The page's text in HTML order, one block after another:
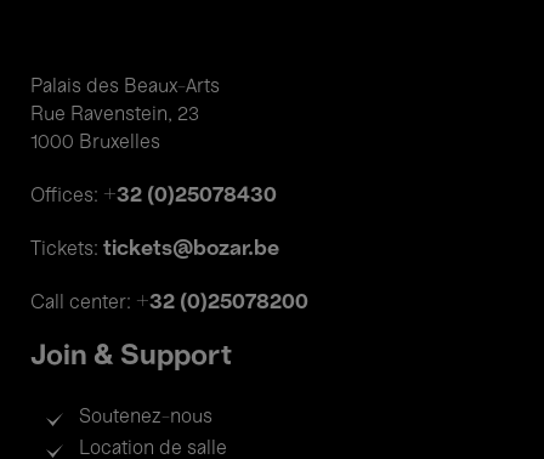
Palais des Beaux-Arts
Rue Ravenstein, 23
1000 Bruxelles
Offices: +32 (0)25078430
Tickets: tickets@bozar.be
Call center: +32 (0)25078200
Join & Support
Soutenez-nous
Location de salle